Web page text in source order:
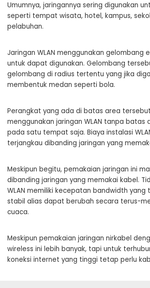
Umumnya, jaringannya sering digunakan
seperti tempat wisata, hotel, kampus,
pelabuhan.
Jaringan WLAN menggunakan gelombang
untuk dapat digunakan. Gelombang
gelombang di radius tertentu yang jika
membentuk medan seperti bola.
Perangkat yang ada di batas area
menggunakan jaringan WLAN tanpa batas
pada satu tempat saja. Biaya instalasi
terjangkau dibanding jaringan yang
Meskipun begitu, pemakaian jaringan ini
dibanding jaringan yang memakai kabel.
WLAN memiliki kecepatan bandwidth
stabil alias dapat berubah secara terus-
cuaca.
Meskipun pemakaian jaringan nirkabel
wireless ini lebih banyak, tapi untuk
koneksi internet yang tinggi tetap perlu